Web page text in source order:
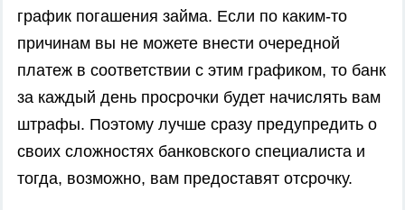
график погашения займа. Если по каким-то
причинам вы не можете внести очередной
платеж в соответствии с этим графиком, то банк
за каждый день просрочки будет начислять вам
штрафы. Поэтому лучше сразу предупредить о
своих сложностях банковского специалиста и
тогда, возможно, вам предоставят отсрочку.